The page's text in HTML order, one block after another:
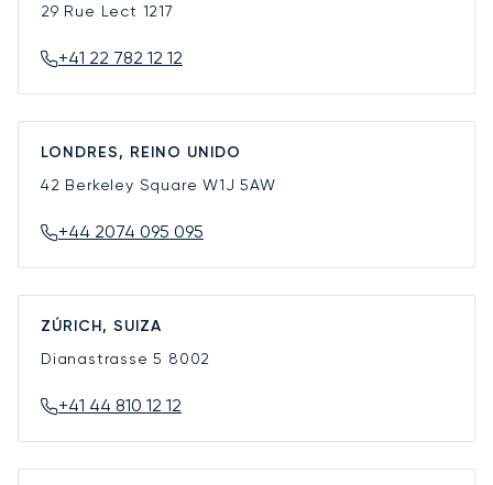
29 Rue Lect 1217
+41 22 782 12 12
LONDRES, REINO UNIDO
42 Berkeley SquareW1J 5AW
+44 2074 095 095
ZÚRICH, SUIZA
Dianastrasse 5 8002
+41 44 810 12 12